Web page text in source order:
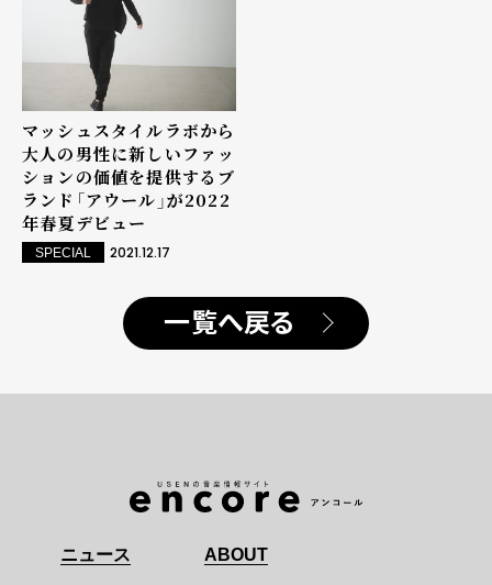
マッシュスタイルラボから
大人の男性に新しいファッ
ションの価値を提供するブ
ランド「アウール」が2022
年春夏デビュー
SPECIAL 2021.12.17
一覧へ戻る
ニュース ABOUT